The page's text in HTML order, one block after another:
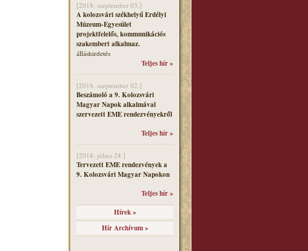
[2018. szeptember 03.]
A kolozsvári székhelyű Erdélyi
Múzeum-Egyesület
projektfelelős, kommunikációs
szakembert alkalmaz.
álláshirdetés
Teljes hír »
[2018. szeptember 02.]
Beszámoló a 9. Kolozsvári
Magyar Napok alkalmával
szervezett EME rendezvényekről
Teljes hír »
[2018. július 24.]
Tervezett EME rendezvények a
9. Kolozsvári Magyar Napokon
Teljes hír »
Hírek »
Hír Archívum »